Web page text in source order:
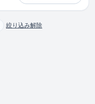
絞り込み解除